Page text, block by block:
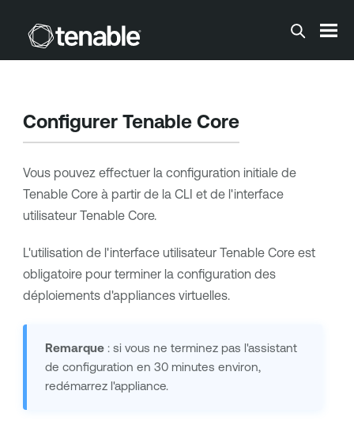
Passer au contenu principal
Configurer Tenable Core
Vous pouvez effectuer la configuration initiale de
Tenable Coreà partir de la CLI et de l'interface
utilisateur Tenable Core.
L'utilisation de l'interface utilisateur Tenable Coreest
obligatoire pour terminer la configuration des
déploiements d'appliances virtuelles.
Remarque: si vous ne terminez pas l'assistant
de configuration en 30 minutes environ,
redémarrez l'appliance.